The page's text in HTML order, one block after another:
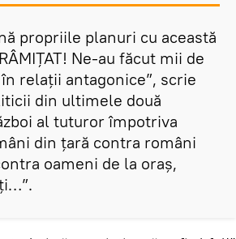
propriile planuri cu această
Ne-au făcut mii de
relații antagonice”, scrie
din ultimele două
al tuturor împotriva
din țară contra români
oameni de la oraș,